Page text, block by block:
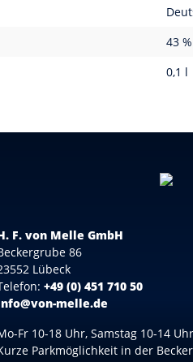
43
0,1 l
F. von Melle GmbH
86
Lübeck
+49 (0) 451 710 50
melle.de
Fr 10-18 Uhr, Samstag 10-14 Uhr
Parkmöglichkeit in der